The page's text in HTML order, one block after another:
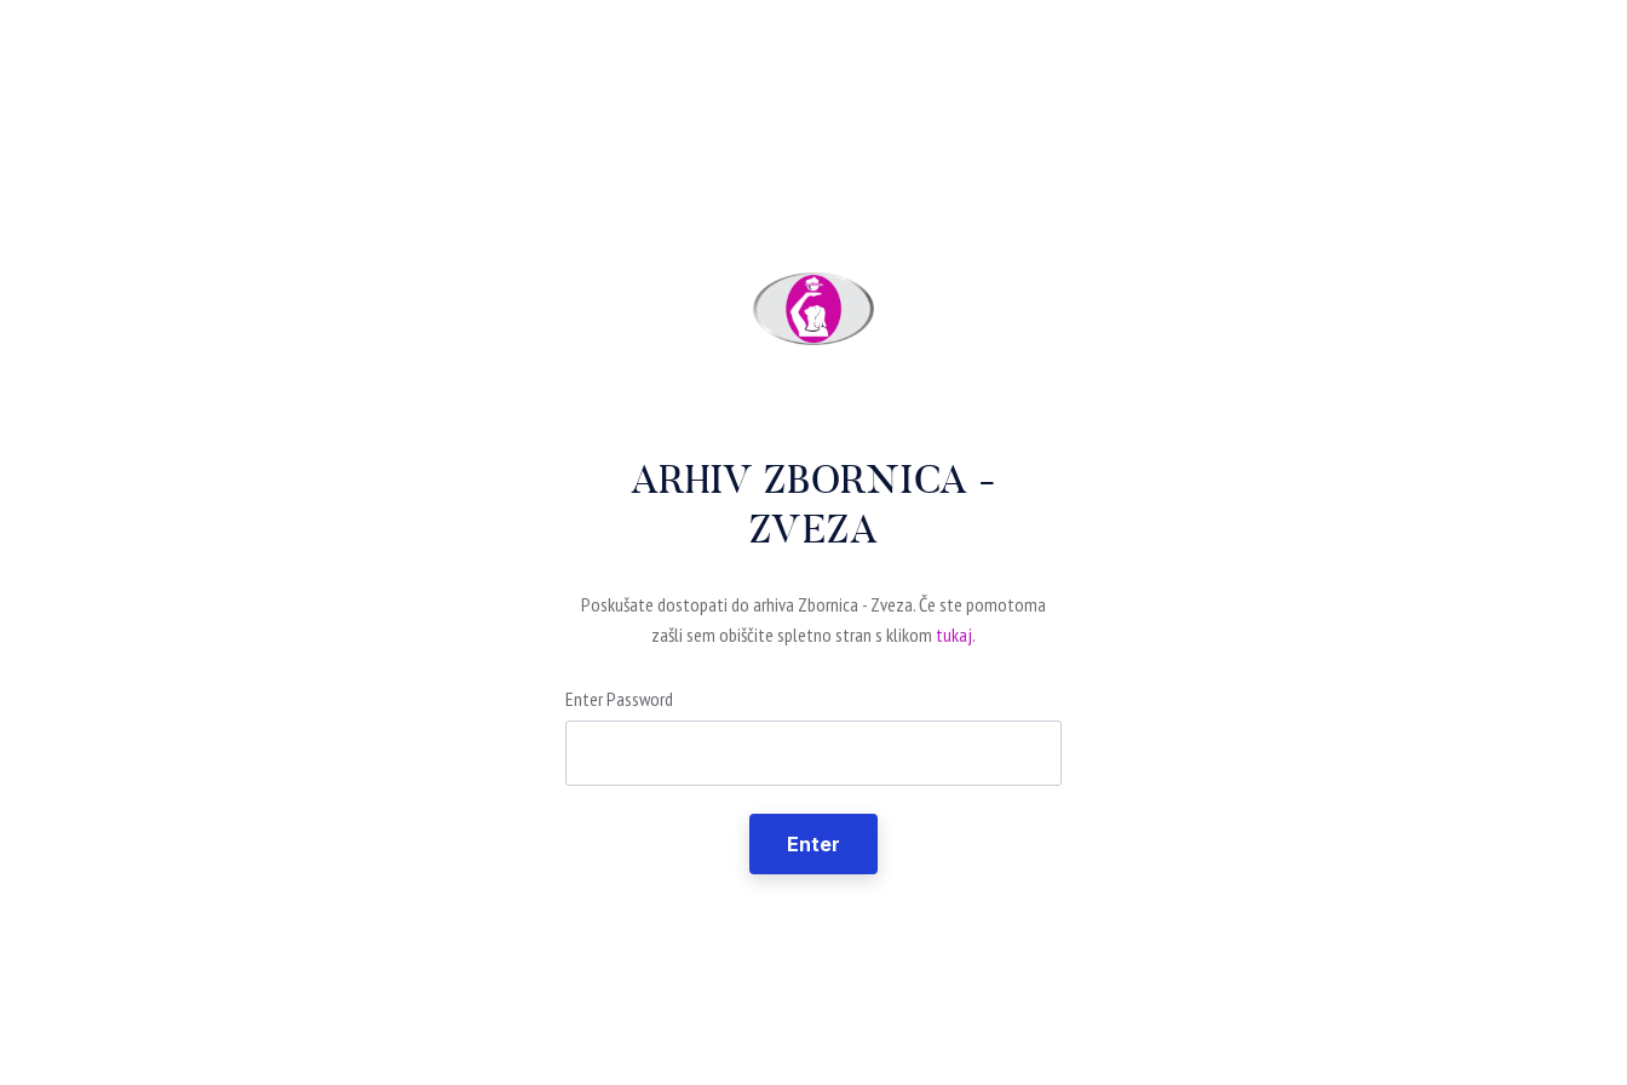
ARHIV ZBORNICA -
ZVEZA
Poskušate dostopati do arhiva Zbornica - Zveza. Če ste pomotoma
zašli sem obiščite spletno stran s klikom tukaj.
Enter Password
Enter